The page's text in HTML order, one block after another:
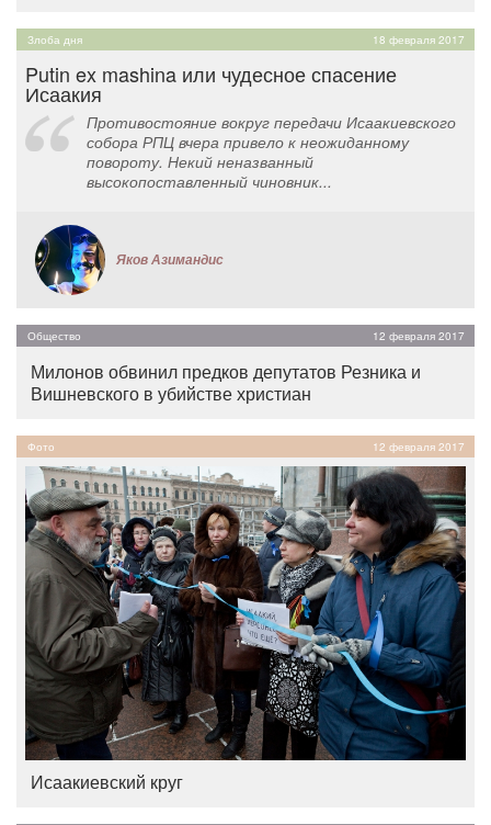
Злоба дня 18 февраля 2017
Putin ex mashina или чудесное спасение
Исаакия
Противостояние вокруг передачи Исаакиевского
собора РПЦ вчера привело к неожиданному
повороту. Некий неназванный
высокопоставленный чиновник...
Яков Азимандис
Общество 12 февраля 2017
Милонов обвинил предков депутатов Резника и
Вишневского в убийстве христиан
Фото 12 февраля 2017
Исаакиевский круг